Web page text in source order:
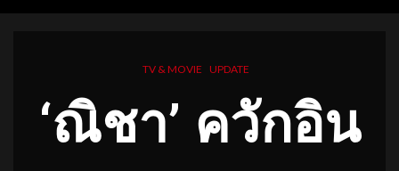
TV & MOVIE UPDATE
‘ณิชา’ ควักอิน